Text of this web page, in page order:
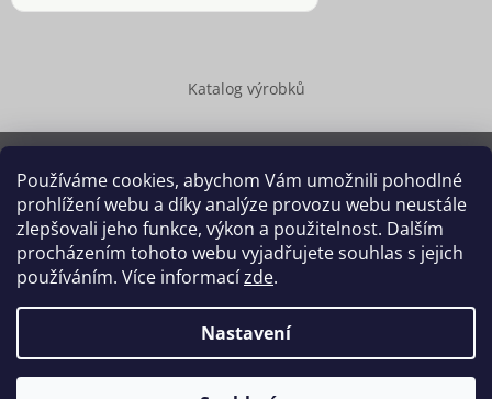
Používáme cookies, abychom Vám umožnili pohodlné
prohlížení webu a díky analýze provozu webu neustále
zlepšovali jeho funkce, výkon a použitelnost. Dalším
procházením tohoto webu vyjadřujete souhlas s jejich
používáním. Více informacízde.
Nastavení
Katalog výrobků
Copyright 2026 Dědek kořenář®
. Všechna práva vyhrazena.
Upravit nastavení cookies
Grafický návrh vytvořil a na Shoptet implementoval
Shoptetak.cz.
Vytvořil Shoptet